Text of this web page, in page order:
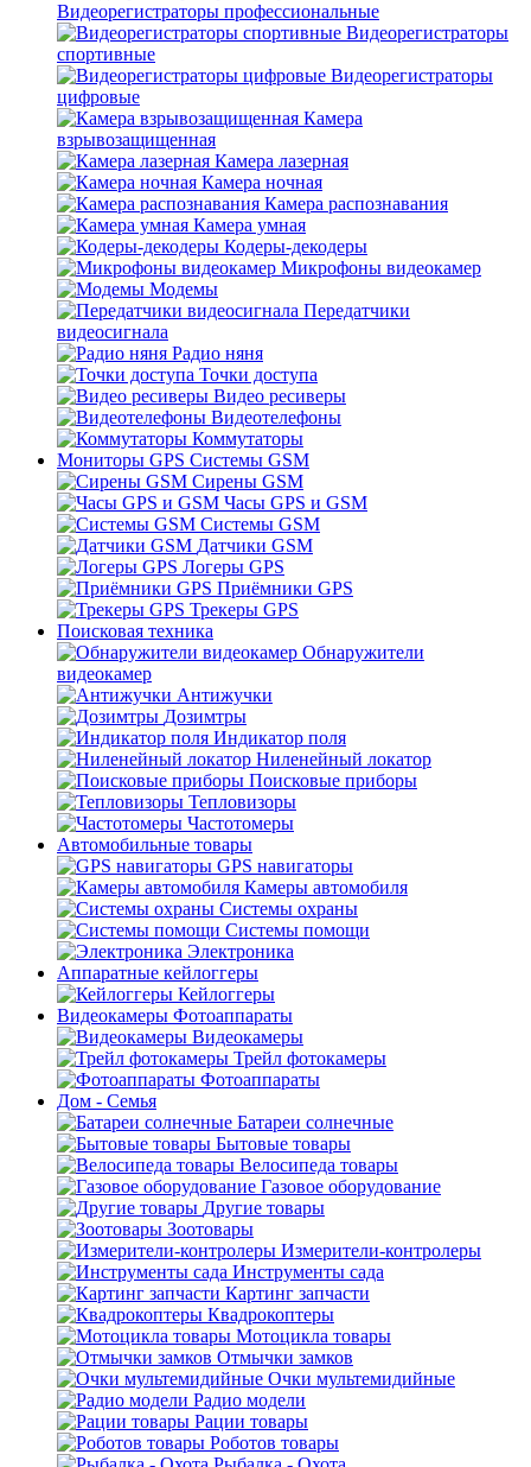
Видеорегистраторы профессиональные
Видеорегистраторы
спортивные
Видеорегистраторы
цифровые
Камера
взрывозащищенная
Камера лазерная
Камера ночная
Камера распознавания
Камера умная
Кодеры-декодеры
Микрофоны видеокамер
Модемы
Передатчики
видеосигнала
Радио няня
Точки доступа
Видео ресиверы
Видеотелефоны
Коммутаторы
Мониторы GPS Системы GSM
Сирены GSM
Часы GPS и GSM
Системы GSM
Датчики GSM
Логеры GPS
Приёмники GPS
Трекеры GPS
Поисковая техника
Обнаружители
видеокамер
Антижучки
Дозимтры
Индикатор поля
Ниленейный локатор
Поисковые приборы
Тепловизоры
Частотомеры
Автомобильные товары
GPS навигаторы
Камеры автомобиля
Системы охраны
Системы помощи
Электроника
Аппаратные кейлоггеры
Кейлоггеры
Видеокамеры Фотоаппараты
Видеокамеры
Трейл фотокамеры
Фотоаппараты
Дом - Семья
Батареи солнечные
Бытовые товары
Велосипеда товары
Газовое оборудование
Другие товары
Зоотовары
Измерители-контролеры
Инструменты сада
Картинг запчасти
Квадрокоптеры
Мотоцикла товары
Отмычки замков
Очки мультемидийные
Радио модели
Рации товары
Роботов товары